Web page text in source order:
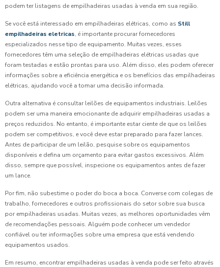
podem ter listagens de empilhadeiras usadas à venda em sua região.
Se você está interessado em empilhadeiras elétricas, como as Still
empilhadeiras eletricas, é importante procurar fornecedores
especializados nesse tipo de equipamento. Muitas vezes, esses
fornecedores têm uma seleção de empilhadeiras elétricas usadas que
foram testadas e estão prontas para uso. Além disso, eles podem oferecer
informações sobre a eficiência energética e os benefícios das empilhadeiras
elétricas, ajudando você a tomar uma decisão informada.
Outra alternativa é consultar leilões de equipamentos industriais. Leilões
podem ser uma maneira emocionante de adquirir empilhadeiras usadas a
preços reduzidos. No entanto, é importante estar ciente de que os leilões
podem ser competitivos, e você deve estar preparado para fazer lances.
Antes de participar de um leilão, pesquise sobre os equipamentos
disponíveis e defina um orçamento para evitar gastos excessivos. Além
disso, sempre que possível, inspecione os equipamentos antes de fazer
um lance.
Por fim, não subestime o poder do boca a boca. Converse com colegas de
trabalho, fornecedores e outros profissionais do setor sobre sua busca
por empilhadeiras usadas. Muitas vezes, as melhores oportunidades vêm
de recomendações pessoais. Alguém pode conhecer um vendedor
confiável ou ter informações sobre uma empresa que está vendendo
equipamentos usados.
Em resumo, encontrar empilhadeiras usadas à venda pode ser feito através